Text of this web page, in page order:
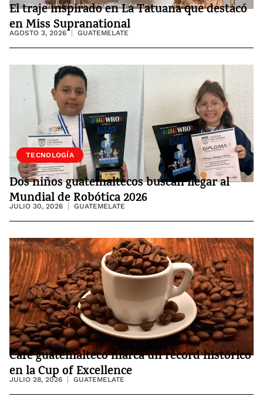
El traje inspirado en La Tatuana que destacó
en Miss Supranational
AGOSTO 3, 2026 GUATEMELATE
SOCIEDAD
TECNOLOGÍA
Dos niños guatemaltecos buscan llegar al
Mundial de Robótica 2026
JULIO 30, 2026 GUATEMELATE
Café guatemalteco marca un récord histórico
en la Cup of Excellence
JULIO 28, 2026 GUATEMELATE